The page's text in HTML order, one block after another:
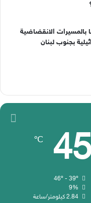
بالمسيرات الانقضاضية
بجنوب لبنان
℃
46º - 39º
9%
2.84 كيلومتر/ساعة